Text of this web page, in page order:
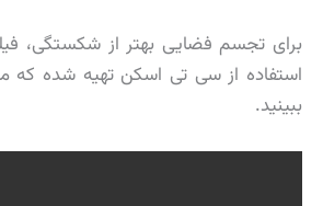
برای تجسم فضایی بهتر از شکستگی،
استفاده از سی تی اسکن تهیه شده که
ببینید.